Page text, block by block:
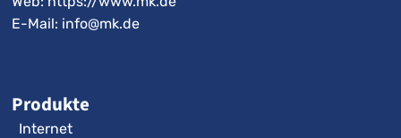
E-Mail: info@mk.de
Produkte
Internet